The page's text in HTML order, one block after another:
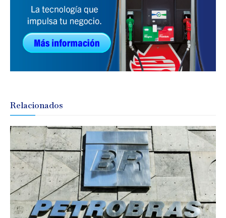
Relacionados